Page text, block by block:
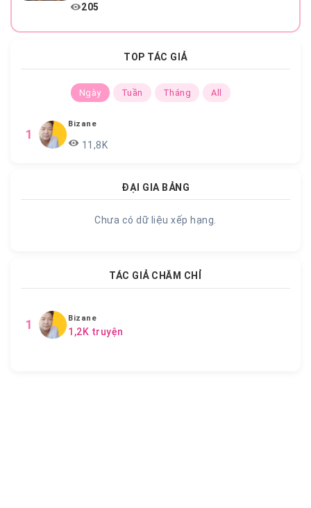
205
TOP TÁC GIẢ
Ngày Tuần Tháng All
1
Bizane
11,8K
ĐẠI GIA BẢNG
Chưa có dữ liệu xếp hạng.
TÁC GIẢ CHĂM CHỈ
1 Bizane
1,2K truyện